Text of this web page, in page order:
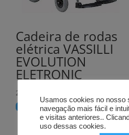
Cadeira de rodas
elétrica VASSILLI
EVOLUTION
ELETRONIC
2.710,00
Usamos cookies no nosso
navegação mais fácil e
e visitas anteriores..
uso dessas cookies.